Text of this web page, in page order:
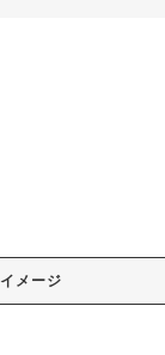
イメージ